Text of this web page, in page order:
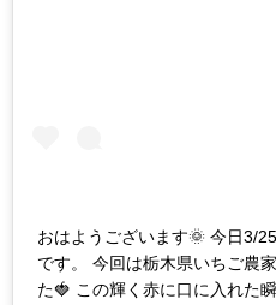
おはようございます🌞 今日3/
です。 今回は栃木県いちご農
た🍓 この輝く赤に口に入れた